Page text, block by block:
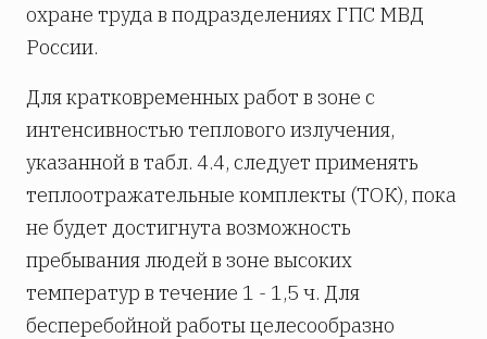
охране труда в подразделениях ГПС МВД
России.
Для кратковременных работ в зоне с
интенсивностью теплового излучения,
указанной в табл. 4.4, следует применять
теплоотражательные комплекты (ТОК), пока
не будет достигнута возможность
пребывания людей в зоне высоких
температур в течение 1 - 1,5 ч. Для
бесперебойной работы целесообразно